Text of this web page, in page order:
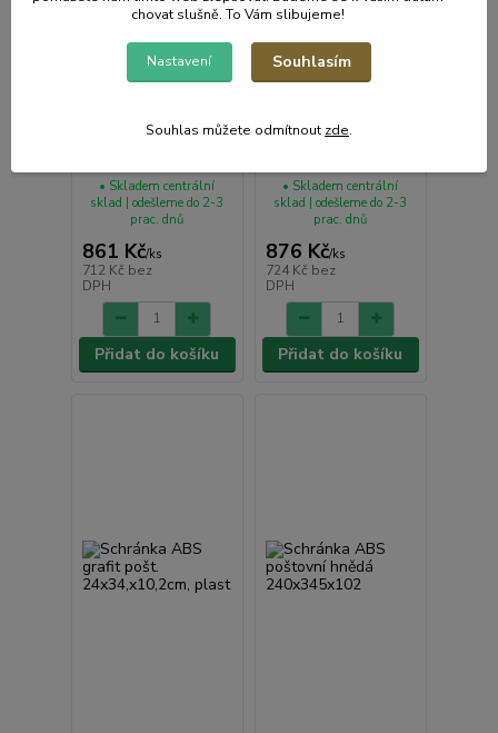
Poštovní schránka bílá
29x36x10. 5cm 972
861 Kč/ks
712 Kč bez
DPH
• Skladem centrální
sklad | odešleme do 2-3
prac. dnů
Přidat do košíku
hnědá 29x36x10. 5cm
876 Kč/ks
724 Kč bez
DPH
• Skladem centrální
sklad | odešleme do 2-3
prac. dnů
Přidat do košíku
chovat slušně. To Vám slibujeme!
Nastavení Souhlasím
Souhlas můžete odmítnout zde.